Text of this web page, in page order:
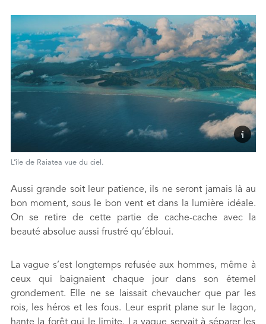
L’île de Raiatea vue du ciel.
Aussi grande soit leur patience, ils ne seront jamais là au
bon moment, sous le bon vent et dans la lumière idéale.
On se retire de cette partie de cache-cache avec la
beauté absolue aussi frustré qu’ébloui.
La vague s’est longtemps refusée aux hommes, même à
ceux qui baignaient chaque jour dans son éternel
grondement. Elle ne se laissait chevaucher que par les
rois, les héros et les fous. Leur esprit plane sur le lagon,